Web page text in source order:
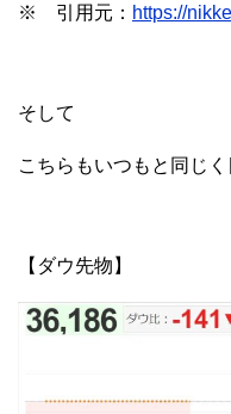
※ 引用元： https://
そして
こちらもいつもと同じく
【ダウ先物】